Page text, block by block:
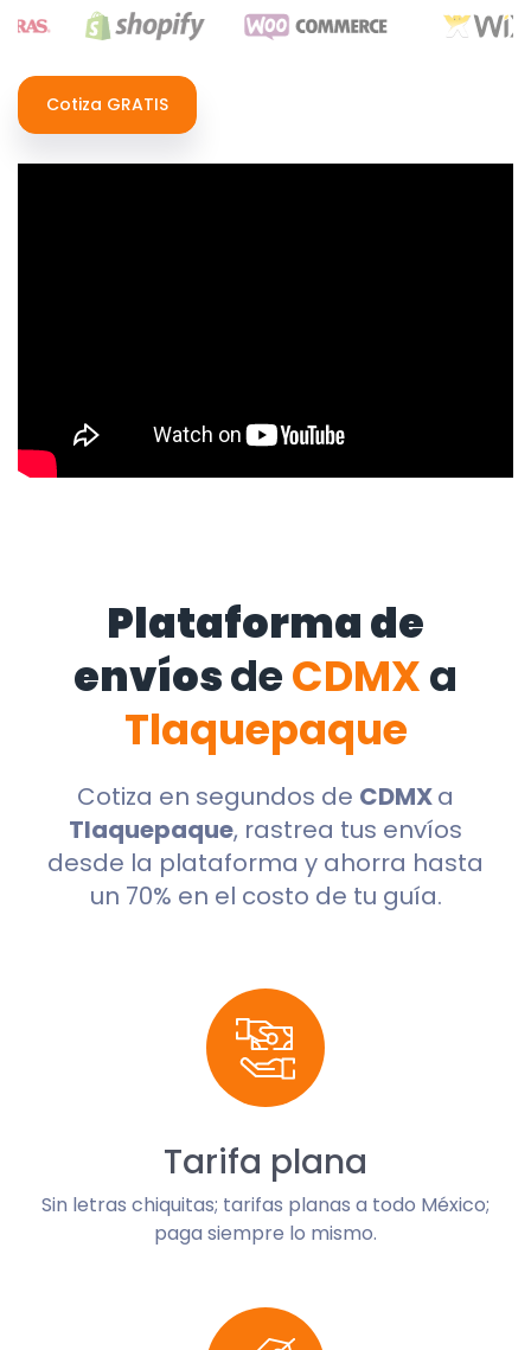
Cotiza GRATIS
Plataforma de
envíosdeCDMXa
Tlaquepaque
Cotiza en segundos de CDMXa
Tlaquepaque, rastrea tus envíos
desde la plataforma y ahorra hasta
un 70% en el costo de tu guía.
Tarifa plana
Sin letras chiquitas; tarifas planas a todo México;
paga siempre lo mismo.